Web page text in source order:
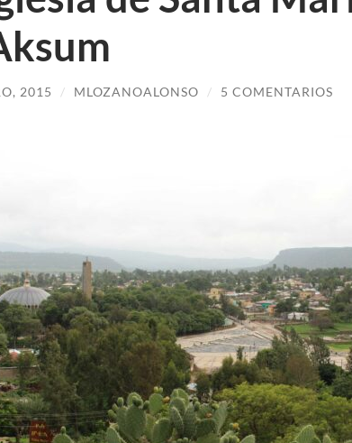
2015 / MLOZANOALONSO / 5 COMENTARIOS